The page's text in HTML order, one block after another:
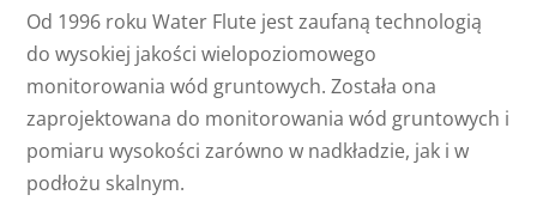
Od 1996 roku Water Flute jest zaufaną technologią
do wysokiej jakości wielopoziomowego
monitorowania wód gruntowych. Została ona
zaprojektowana do monitorowania wód gruntowych i
pomiaru wysokości zarówno w nadkładzie, jak i w
podłożu skalnym.